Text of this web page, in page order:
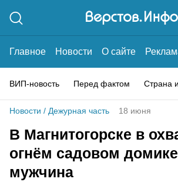
Главное Новости О сайте
ВИП-новость Перед фактом Страна
Новости / Дежурная часть 18 июня
В Магнитогорске в
огнём садовом
мужчина